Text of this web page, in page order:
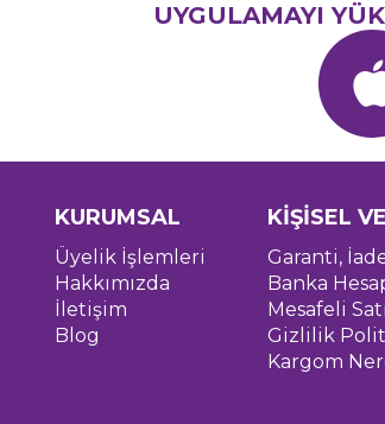
UYGULAMAYI
KURUMSAL
Üyelik İşlemleri
Hakkımızda
İletişim
Blog
KİŞİSEL
Garanti,
Banka
Mesafeli
Gizlilik
Kargom